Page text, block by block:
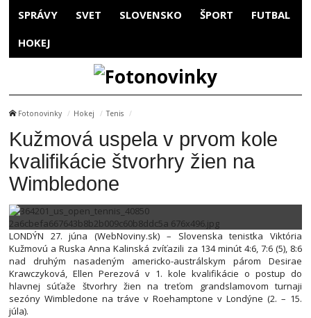
SPRÁVY SVET SLOVENSKO ŠPORT FUTBAL
HOKEJ
Fotonovinky Hokej Tenis
Kužmová uspela v prvom kole
kvalifikácie štvorhry žien na
Wimbledone
LONDÝN 27. júna (WebNoviny.sk) – Slovenska tenistka Viktória
Kužmovú a Ruska Anna Kalinská zvíťazili za 134 minút 4:6, 7:6 (5), 8:6
nad druhým nasadeným americko-austrálskym párom Desirae
Krawczyková, Ellen Perezová v 1. kole kvalifikácie o postup do
hlavnej súťaže štvorhry žien na treťom grandslamovom turnaji
sezóny Wimbledone na tráve v Roehamptone v Londýne (2. – 15.
júla).